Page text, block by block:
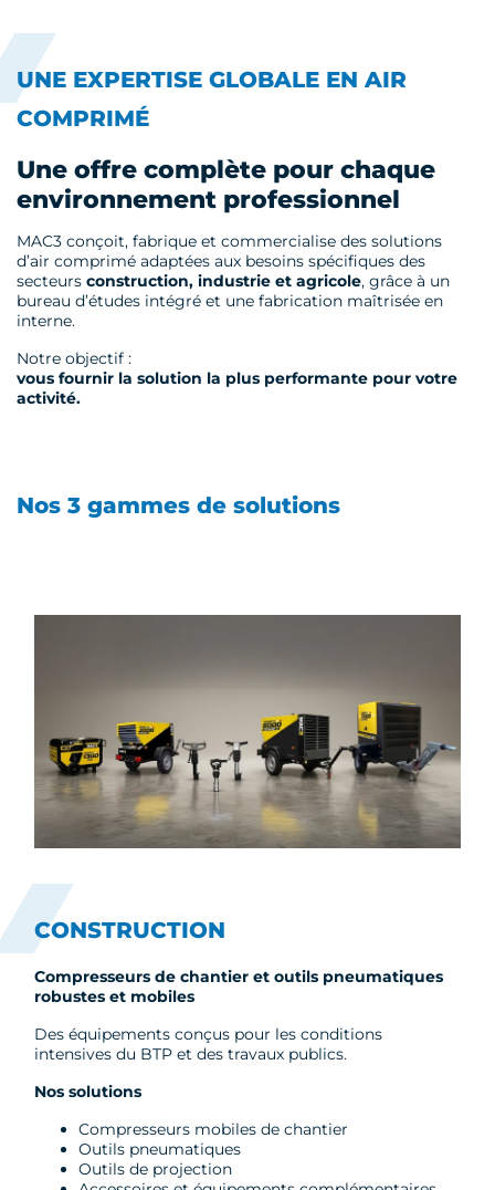
UNE EXPERTISE GLOBALE EN AIR
COMPRIMÉ
Une offre complète pour chaque
environnement professionnel
MAC3 conçoit, fabrique et commercialise des solutions
d’air comprimé adaptées aux besoins spécifiques des
secteurs construction, industrie et agricole, grâce à un
bureau d’études intégré et une fabrication maîtrisée en
interne.
Notre objectif :
vous fournir la solution la plus performante pour votre
activité.
Nos 3 gammes de solutions
CONSTRUCTION
Compresseurs de chantier et outils pneumatiques
robustes et mobiles
Des équipements conçus pour les conditions
intensives du BTP et des travaux publics.
Nos solutions
Compresseurs mobiles de chantier
Outils pneumatiques
Outils de projection